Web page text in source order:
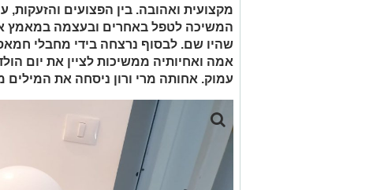
מקצועית ואהובה. בין הפצועים והזעקות,
המשיכה לטפל באחרים ובעצמה במאמץ
שהיו שם. לבסוף נרצחה בידי מחבלי
אמה ואחיותיה ממשיכות לציין את יום
עמוק. אחותה מרי ורון ניסחה את המילים